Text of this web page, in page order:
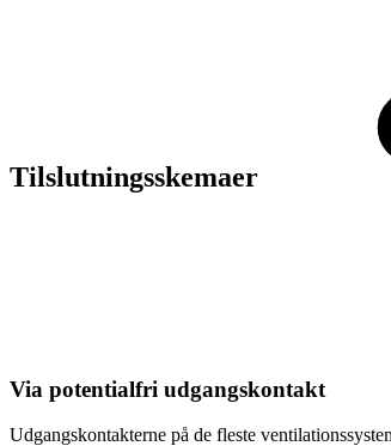
Tilslutningsskemaer
Via potentialfri udgangskontakt
Udgangskontakterne på de fleste